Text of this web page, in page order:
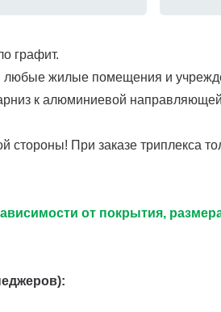
графит.
любые жилые помещения и
к алюминиевой направляющей
При заказе триплекса
от покрытия,
: